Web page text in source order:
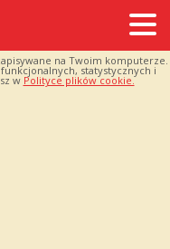
na Twoim komputerze.
statystycznych i
w Polityce plików cookie.